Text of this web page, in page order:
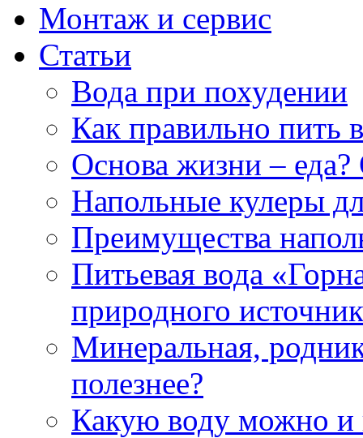
Монтаж и сервис
Статьи
Вода при похудении
Как правильно пить
Основа жизни –
Напольные кулеры
Преимущества
Питьевая вода
природного
Минеральная,
полезнее?
Какую воду можно и